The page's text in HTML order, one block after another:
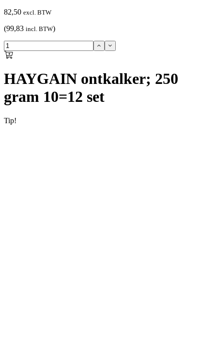
82,50 excl. BTW
(99,83 incl. BTW)
HAYGAIN ontkalker; 250
gram 10=12 set
Tip!